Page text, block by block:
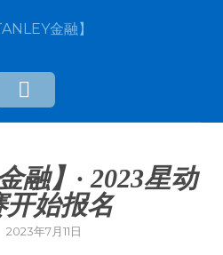
融】· 2023星动
开始报名
2023年7月11日